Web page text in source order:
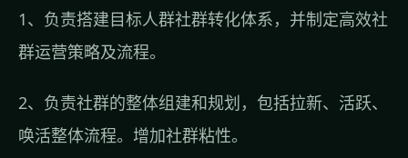
1、负责搭建目标人群社群转化体系，并制定高效社
群运营策略及流程。
2、负责社群的整体组建和规划，包括拉新、活跃、
唤活整体流程。增加社群粘性。